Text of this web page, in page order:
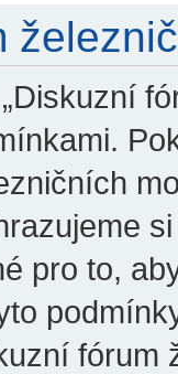
pro to,
fórum